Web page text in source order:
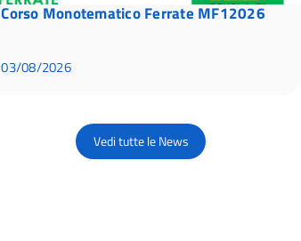
Corso Monotematico Ferrate MF12026
03/08/2026
Vedi tutte le News